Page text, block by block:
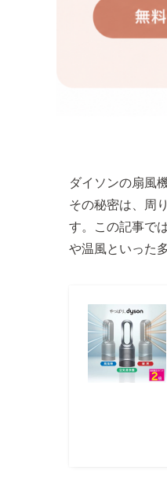
ダイソンの扇風
その秘密は、周
す。この記事で
や温風といった